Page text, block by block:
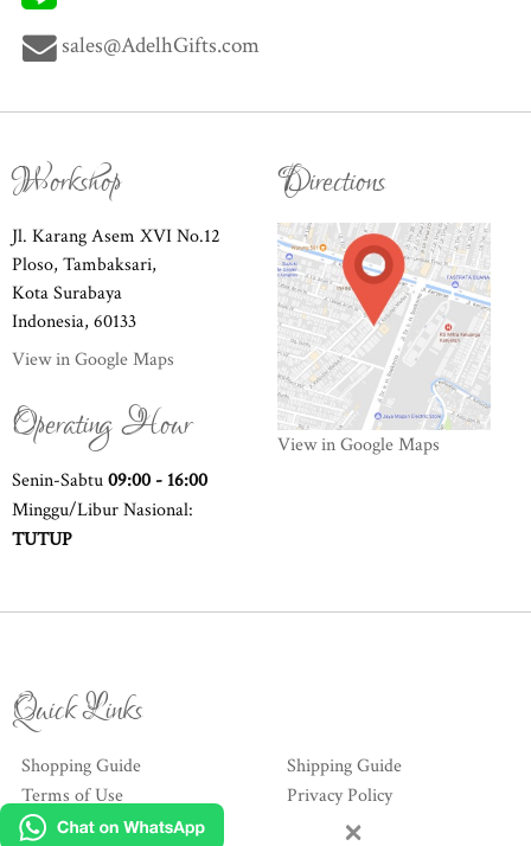
Quick Links
Shopping Guide
Shipping Guide
Terms of Use
Privacy Policy
Hubungi Kami
sales@AdelhGifts.com
Workshop
Jl. Karang Asem XVI No.12
Ploso, Tambaksari,
Kota Surabaya
Indonesia, 60133
View in Google Maps
Operating Hour
Senin-Sabtu09:00 - 16:00
Minggu/Libur Nasional:
TUTUP
Directions
View in Google Maps
×